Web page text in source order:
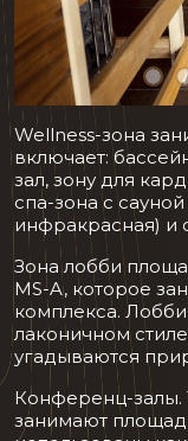
Wellness-зона
включает:
зал, зону для
спа-зона с
инфракрасная) и
Зона лобби
MS-A, которое
комплекса.
лаконичном
угадываются
Конференц-залы.
занимают